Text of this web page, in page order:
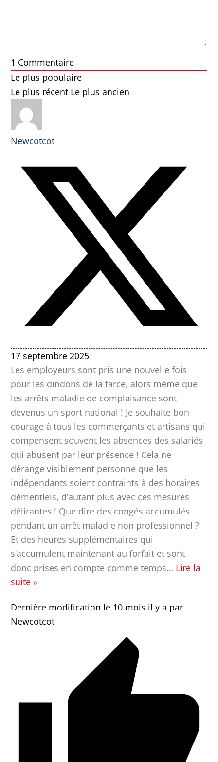
1 Commentaire
Le plus populaire
Le plus récent Le plus ancien
Newcotcot
17 septembre 2025
Les employeurs sont pris une nouvelle fois
pour les dindons de la farce, alors même que
les arrêts maladie de complaisance sont
devenus un sport national ! Je souhaite bon
courage à tous les commerçants et artisans qui
compensent souvent les absences des salariés
qui abusent par leur présence ! Cela ne
dérange visiblement personne que les
indépendants soient contraints à des horaires
démentiels, d’autant plus avec ces mesures
délirantes ! Que dire des congés accumulés
pendant un arrêt maladie non professionnel ?
Et des heures supplémentaires qui
s’accumulent maintenant au forfait et sont
donc prises en compte comme temps… Lire la
suite »
Dernière modification le 10 mois il y a par
Newcotcot